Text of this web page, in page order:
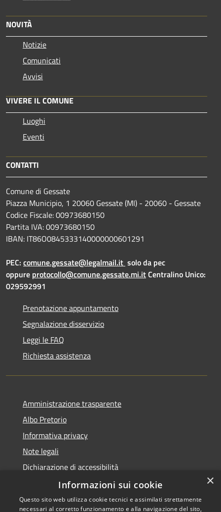
NOVITÀ
Notizie
Comunicati
Avvisi
VIVERE IL COMUNE
Luoghi
Eventi
CONTATTI
Comune di Gessate
Piazza Municipio, 1 20060 Gessate (MI) - 20060 - Gessate
Codice Fiscale: 00973680150
Partita IVA: 00973680150
IBAN: IT86O0845333140000000601291
PEC: comune.gessate@legalmail.it solo da pec
oppure protocollo@comune.gessate.mi.itCentralino Unico:
029592991
Prenotazione appuntamento
Segnalazione disservizio
Leggi le FAQ
Richiesta assistenza
Amministrazione trasparente
Albo Pretorio
Informativa privacy
Note legali
Dichiarazione di accessibilità
Dichiarazione di accessibilità dal 2025
×
Informazioni sui cookie
Questo sito web utilizza cookie tecnici e assimilati strettamente
necessari al corretto funzionamento e alla navigazione del sito,